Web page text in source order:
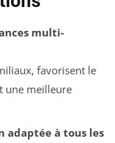
multi-
favorisent le
une meilleure
adaptée à tous les